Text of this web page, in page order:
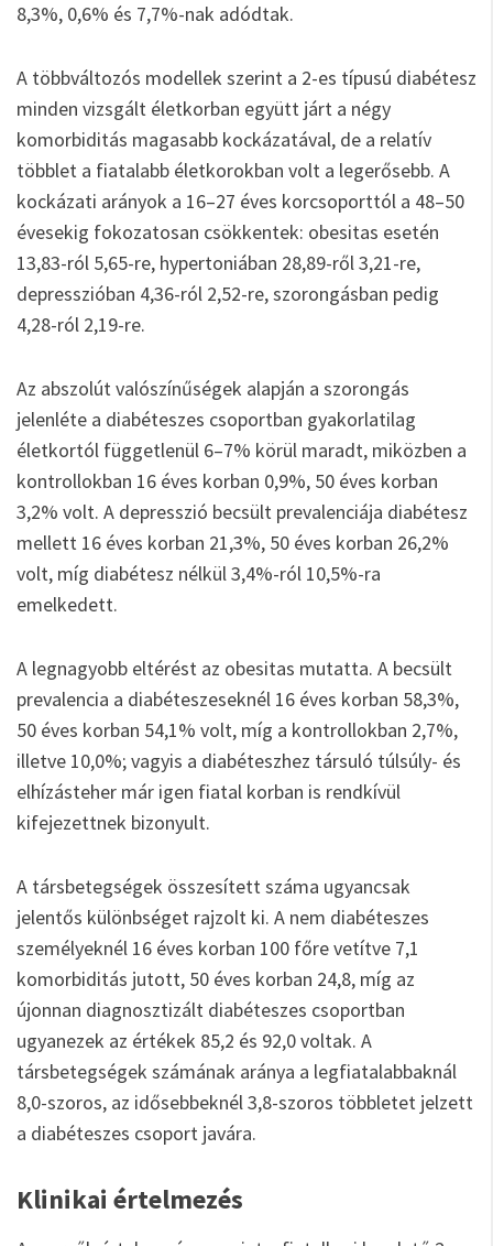
8,3%, 0,6% és 7,7%-nak adódtak.
A többváltozós modellek szerint a 2-es típusú diabétesz
minden vizsgált életkorban együtt járt a négy
komorbiditás magasabb kockázatával, de a relatív
többlet a fiatalabb életkorokban volt a legerősebb. A
kockázati arányok a 16–27 éves korcsoporttól a 48–50
évesekig fokozatosan csökkentek: obesitas esetén
13,83-ról 5,65-re, hypertoniában 28,89-ről 3,21-re,
depresszióban 4,36-ról 2,52-re, szorongásban pedig
4,28-ról 2,19-re.
Az abszolút valószínűségek alapján a szorongás
jelenléte a diabéteszes csoportban gyakorlatilag
életkortól függetlenül 6–7% körül maradt, miközben a
kontrollokban 16 éves korban 0,9%, 50 éves korban
3,2% volt. A depresszió becsült prevalenciája diabétesz
mellett 16 éves korban 21,3%, 50 éves korban 26,2%
volt, míg diabétesz nélkül 3,4%-ról 10,5%-ra
emelkedett.
A legnagyobb eltérést az obesitas mutatta. A becsült
prevalencia a diabéteszeseknél 16 éves korban 58,3%,
50 éves korban 54,1% volt, míg a kontrollokban 2,7%,
illetve 10,0%; vagyis a diabéteszhez társuló túlsúly- és
elhízásteher már igen fiatal korban is rendkívül
kifejezettnek bizonyult.
A társbetegségek összesített száma ugyancsak
jelentős különbséget rajzolt ki. A nem diabéteszes
személyeknél 16 éves korban 100 főre vetítve 7,1
komorbiditás jutott, 50 éves korban 24,8, míg az
újonnan diagnosztizált diabéteszes csoportban
ugyanezek az értékek 85,2 és 92,0 voltak. A
társbetegségek számának aránya a legfiatalabbaknál
8,0-szoros, az idősebbeknél 3,8-szoros többletet jelzett
a diabéteszes csoport javára.
Klinikai értelmezés